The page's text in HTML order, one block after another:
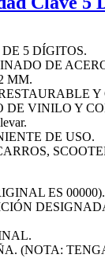
5 DÍGITOS.
DE
MM.
Y
DE VINILO Y
DE USO.
ES 00000).
(NOTA: